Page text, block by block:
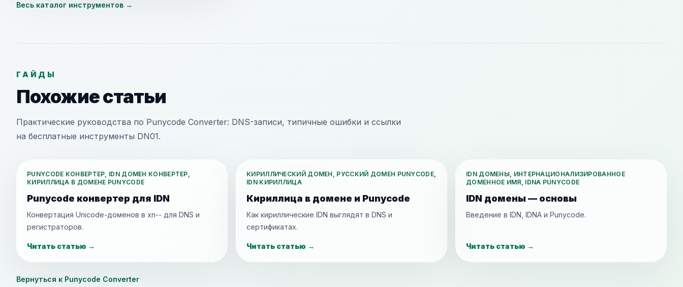
Весь каталог инструментов →
ГАЙДЫ
Похожие статьи
Практические руководства по Punycode Converter: DNS-записи, типичные ошибки и ссылки
на бесплатные инструменты DN01.
PUNYCODE КОНВЕРТЕР, IDN ДОМЕН КОНВЕРТЕР,
КИРИЛЛИЦА В ДОМЕНЕ PUNYCODE
Punycode конвертер для IDN
Конвертация Unicode-доменов в xn-- для DNS и
регистраторов.
Читать статью →
КИРИЛЛИЧЕСКИЙ ДОМЕН, РУССКИЙ ДОМЕН PUNYCODE,
IDN КИРИЛЛИЦА
Кириллица в домене и Punycode
Как кириллические IDN выглядят в DNS и
сертификатах.
Читать статью →
IDN ДОМЕНЫ, ИНТЕРНАЦИОНАЛИЗИРОВАННОЕ
ДОМЕННОЕ ИМЯ, IDNA PUNYCODE
IDN домены — основы
Введение в IDN, IDNA и Punycode.
Читать статью →
Вернуться к Punycode Converter